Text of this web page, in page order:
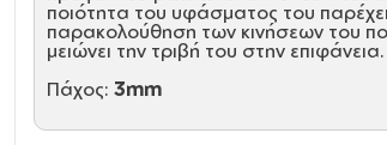
ποιότητα του υφάσματος του
παρακολούθηση των κινήσεων του
μειώνει την τριβή του στην επιφάνεια.
Πάχος: 3mm